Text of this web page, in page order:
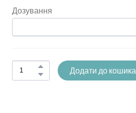
Дозування
Додати до кошика